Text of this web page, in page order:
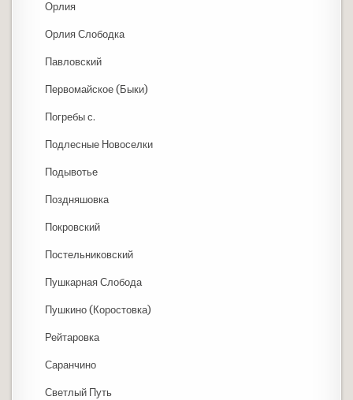
Орлия
Орлия Слободка
Павловский
Первомайское (Быки)
Погребы с.
Подлесные Новоселки
Подывотье
Поздняшовка
Покровский
Постельниковский
Пушкарная Слобода
Пушкино (Коростовка)
Рейтаровка
Саранчино
Светлый Путь